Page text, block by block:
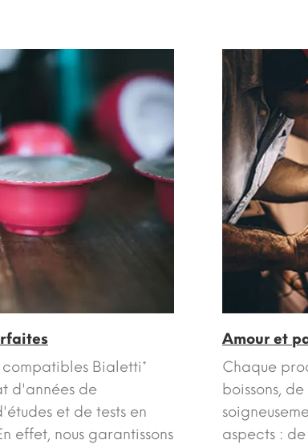
compatibles Bialetti*
d'années de
et de tests en
effet, nous garantissons
Amour et
Chaque
boissons,
aspects :